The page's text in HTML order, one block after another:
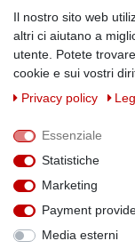
Physikalische
Magnetismus von A-Z
Magnetmaterialien
Downloads
Handelspartner
Facebook
Il nostro sito web
altri ci aiutano a
utente. Potete
cookie e sui vostri
Privacy policy
Essenziale
Statistiche
Marketing
Payment
Media esterni